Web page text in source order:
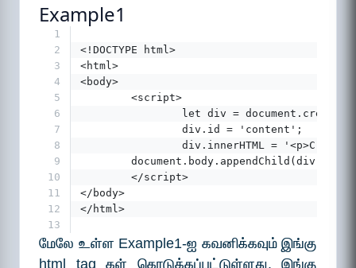
Example1
1
2
<!DOCTYPE html>
3
<html>
4
<body>
5
        <script>
6
let div =
7
                div.id = 'content';
8
div.innerHTML = '<p>Create
9
        document.body.appendChild(div);
10
        </script>
11
</body>
12
</html>
13
மேலே உள்ள Example1-ஐ கவனிக்கவும் இங்கு
html tag கள் கொடுக்கப்பட்டுள்ளது. இங்கு